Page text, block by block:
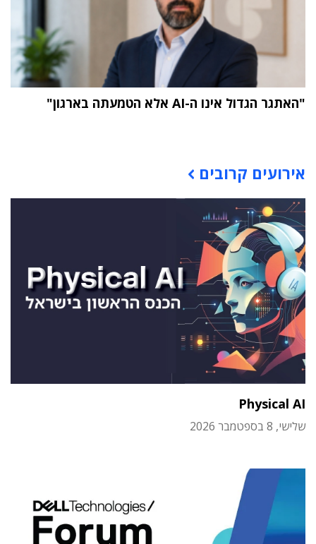
"האתגר הגדול אינו ה-AI אלא הטמעתה בארגון"
אירועים קרובים
Physical AI
שלישי, 8 בספטמבר 2026